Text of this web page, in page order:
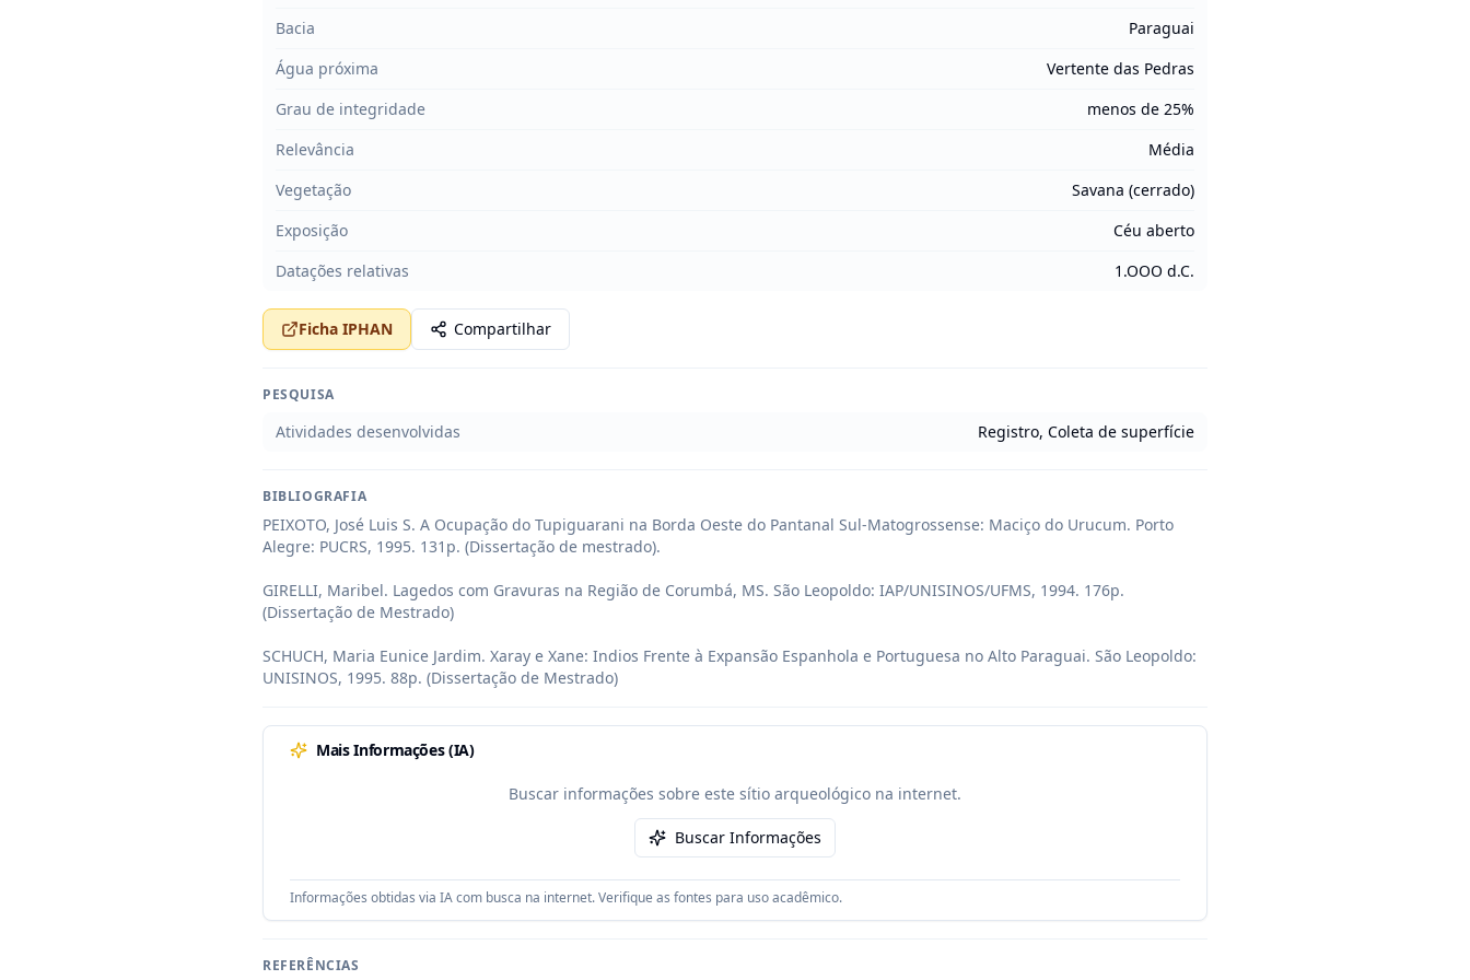
Bacia
Paraguai
Água próxima
Vertente das Pedras
Grau de integridade
menos de 25%
Relevância
Média
Vegetação
Savana (cerrado)
Exposição
Céu aberto
Datações relativas
1.OOO d.C.
Ficha IPHAN Compartilhar
PESQUISA
Atividades desenvolvidas Registro, Coleta de superfície
BIBLIOGRAFIA
PEIXOTO, José Luis S. A Ocupação do Tupiguarani na Borda Oeste do Pantanal Sul-Matogrossense: Maciço do Urucum. Porto
Alegre: PUCRS, 1995. 131p. (Dissertação de mestrado).
GIRELLI, Maribel. Lagedos com Gravuras na Região de Corumbá, MS. São Leopoldo: IAP/UNISINOS/UFMS, 1994. 176p.
(Dissertação de Mestrado)
SCHUCH, Maria Eunice Jardim. Xaray e Xane: Indios Frente à Expansão Espanhola e Portuguesa no Alto Paraguai. São Leopoldo:
UNISINOS, 1995. 88p. (Dissertação de Mestrado)
Mais Informações (IA)
Buscar informações sobre este sítio arqueológico na internet.
Buscar Informações
Informações obtidas via IA com busca na internet. Verifique as fontes para uso acadêmico.
REFERÊNCIAS